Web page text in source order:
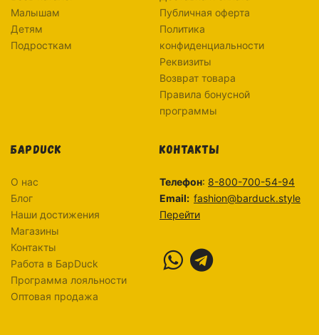
Малышам
Детям
Подросткам
Публичная оферта
Политика
конфиденциальности
Реквизиты
Возврат товара
Правила бонусной
программы
БАРDUCK
О нас
Блог
Наши достижения
Магазины
Контакты
Работа в БарDuck
Программа лояльности
Оптовая продажа
КОНТАКТЫ
Телефон: 8-800-700-54-94
Email: fashion@barduck.style
Перейти